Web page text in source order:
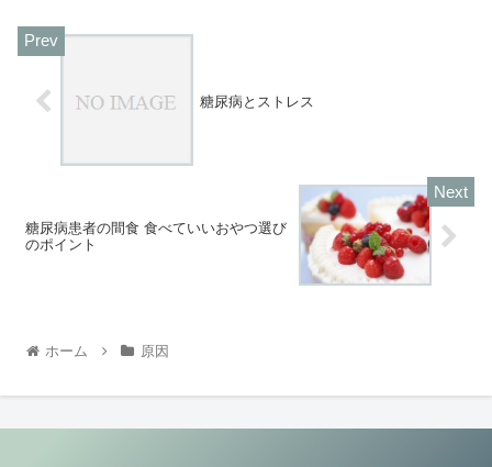
糖尿病とストレス
糖尿病患者の間食 食べていいおやつ選び
のポイント
ホーム 原因